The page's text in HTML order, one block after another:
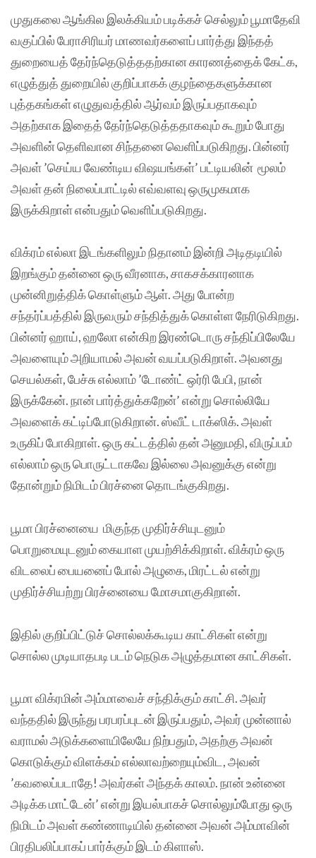
முதுகலை ஆங்கில இலக்கியம் படிக்கச் செல்லும் பூமாதேவி
வகுப்பில் பேராசிரியர் மாணவர்களைப் பார்த்து இந்தத்
துறையைத் தேர்ந்தெடுத்ததற்கான காரணத்தைக் கேட்க,
எழுத்துத் துறையில் குறிப்பாகக் குழந்தைகளுக்கான
புத்தகங்கள் எழுதுவத்தில் ஆர்வம் இருப்பதாகவும்
அதற்காக இதைத் தேர்ந்தெடுத்ததாகவும் கூறும் போது
அவளின் தெளிவான சிந்தனை வெளிப்படுகிறது. பின்னர்
அவள் ’செய்ய வேண்டிய விஷயங்கள்’ பட்டியலின் மூலம்
அவள் தன் நிலைப்பாட்டில் எவ்வளவு ஒருமுகமாக
இருக்கிறாள் என்பதும் வெளிப்படுகிறது.
விக்ரம் எல்லா இடங்களிலும் நிதானம் இன்றி அடிதடியில்
இறங்கும் தன்னை ஒரு வீரனாக, சாகசக்காரனாக
முன்னிறுத்திக் கொள்ளும் ஆள். அது போன்ற
சந்தர்ப்பத்தில் இருவரும் சந்தித்துக் கொள்ள நேரிடுகிறது.
பின்னர் ஹாய், ஹலோ என்கிற இரண்டொரு சந்திப்பிலேயே
அவளையும் அறியாமல் அவன் வயப்படுகிறாள். அவனது
செயல்கள், பேச்சு எல்லாம் ’டோண்ட் ஒர்ரி பேபி, நான்
இருக்கேன். நான் பார்த்துக்கறேன்’ என்று சொல்லியே
அவளைக் கட்டிப்போடுகிறான். ஸ்வீட் டாக்ஸிக். அவள்
உருகிப் போகிறாள். ஒரு கட்டத்தில் தன் அனுமதி, விருப்பம்
எல்லாம் ஒரு பொருட்டாகவே இல்லை அவனுக்கு என்று
தோன்றும் நிமிடம் பிரச்னை தொடங்குகிறது.
பூமா பிரச்னையை மிகுந்த முதிர்ச்சியுடனும்
பொறுமையுடனும் கையாள முயற்சிக்கிறாள். விக்ரம் ஒரு
விடலைப் பையனைப் போல் அழுகை, மிரட்டல் என்று
முதிர்ச்சியற்று பிரச்னையை மோசமாகுகிறான்.
இதில் குறிப்பிட்டுச் சொல்லக்கூடிய காட்சிகள் என்று
சொல்ல முடியாதபடி படம் நெடுக அழுத்தமான காட்சிகள்.
பூமா விக்ரமின் அம்மாவைச் சந்திக்கும் காட்சி. அவர்
வந்ததில் இருந்து பரபரப்புடன் இருப்பதும், அவர் முன்னால்
வராமல் அடுக்களையிலேயே நிற்பதும், அதற்கு அவன்
கொடுக்கும் விளக்கம் எல்லாவற்றையும்விட, அவன்
’கவலைப்படாதே! அவர்கள் அந்தக் காலம். நான் உன்னை
அடிக்க மாட்டேன்’ என்று இயல்பாகச் சொல்லும்போது ஒரு
நிமிடம் அவள் கண்ணாடியில் தன்னை அவன் அம்மாவின்
பிரதிபலிப்பாகப் பார்க்கும் இடம் கிளாஸ்.